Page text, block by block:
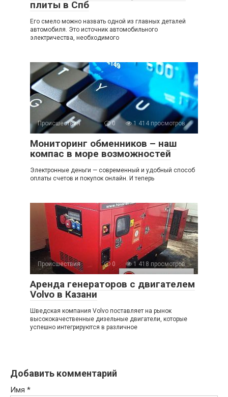
плиты в Спб
Его смело можно назвать одной из главных деталей
автомобиля. Это источник автомобильного
электричества, необходимого
Происшествия 0 1 414 просмотров
Мониторинг обменников – наш
компас в море возможностей
Электронные деньги — современный и удобный способ
оплаты счетов и покупок онлайн. И теперь
Происшествия 0 1 418 просмотров
Аренда генераторов с двигателем
Volvo в Казани
Шведская компания Volvo поставляет на рынок
высококачественные дизельные двигатели, которые
успешно интегрируются в различное
Добавить комментарий
Имя *